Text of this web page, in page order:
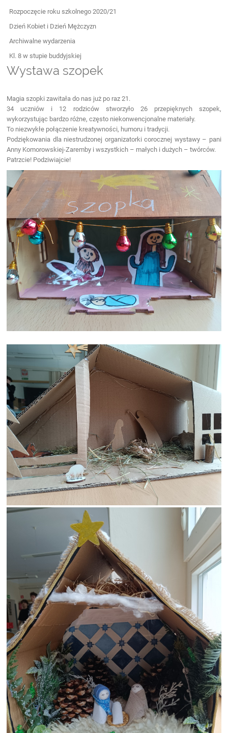
Rozpoczęcie roku szkolnego 2020/21
Dzień Kobiet i Dzień Mężczyzn
Archiwalne wydarzenia
Kl. 8 w stupie buddyjskiej
Wystawa szopek
Magia szopki zawitała do nas już po raz 21.
34 uczniów i 12 rodziców stworzyło 26 przepięknych szopek,
wykorzystując bardzo różne, często niekonwencjonalne materiały.
To niezwykłe połączenie kreatywności, humoru i tradycji.
Podziękowania dla niestrudzonej organizatorki corocznej wystawy – pani
Anny Komorowskiej-Zaremby i wszystkich – małych i dużych – twórców.
Patrzcie! Podziwiajcie!